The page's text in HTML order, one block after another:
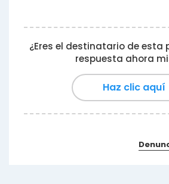
¿Eres el destinatario de esta
respuesta ahora
Haz clic aquí